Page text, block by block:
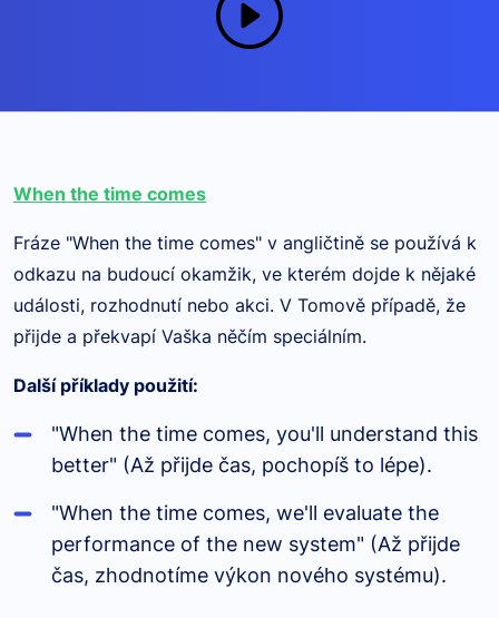
When the time comes
Fráze "When the time comes" v angličtině se používá k
odkazu na budoucí okamžik, ve kterém dojde k nějaké
události, rozhodnutí nebo akci. V Tomově případě, že
přijde a překvapí Vaška něčím speciálním.
Další příklady použití:
"When the time comes, you'll understand this
better" (Až přijde čas, pochopíš to lépe).
"When the time comes, we'll evaluate the
performance of the new system" (Až přijde
čas, zhodnotíme výkon nového systému).